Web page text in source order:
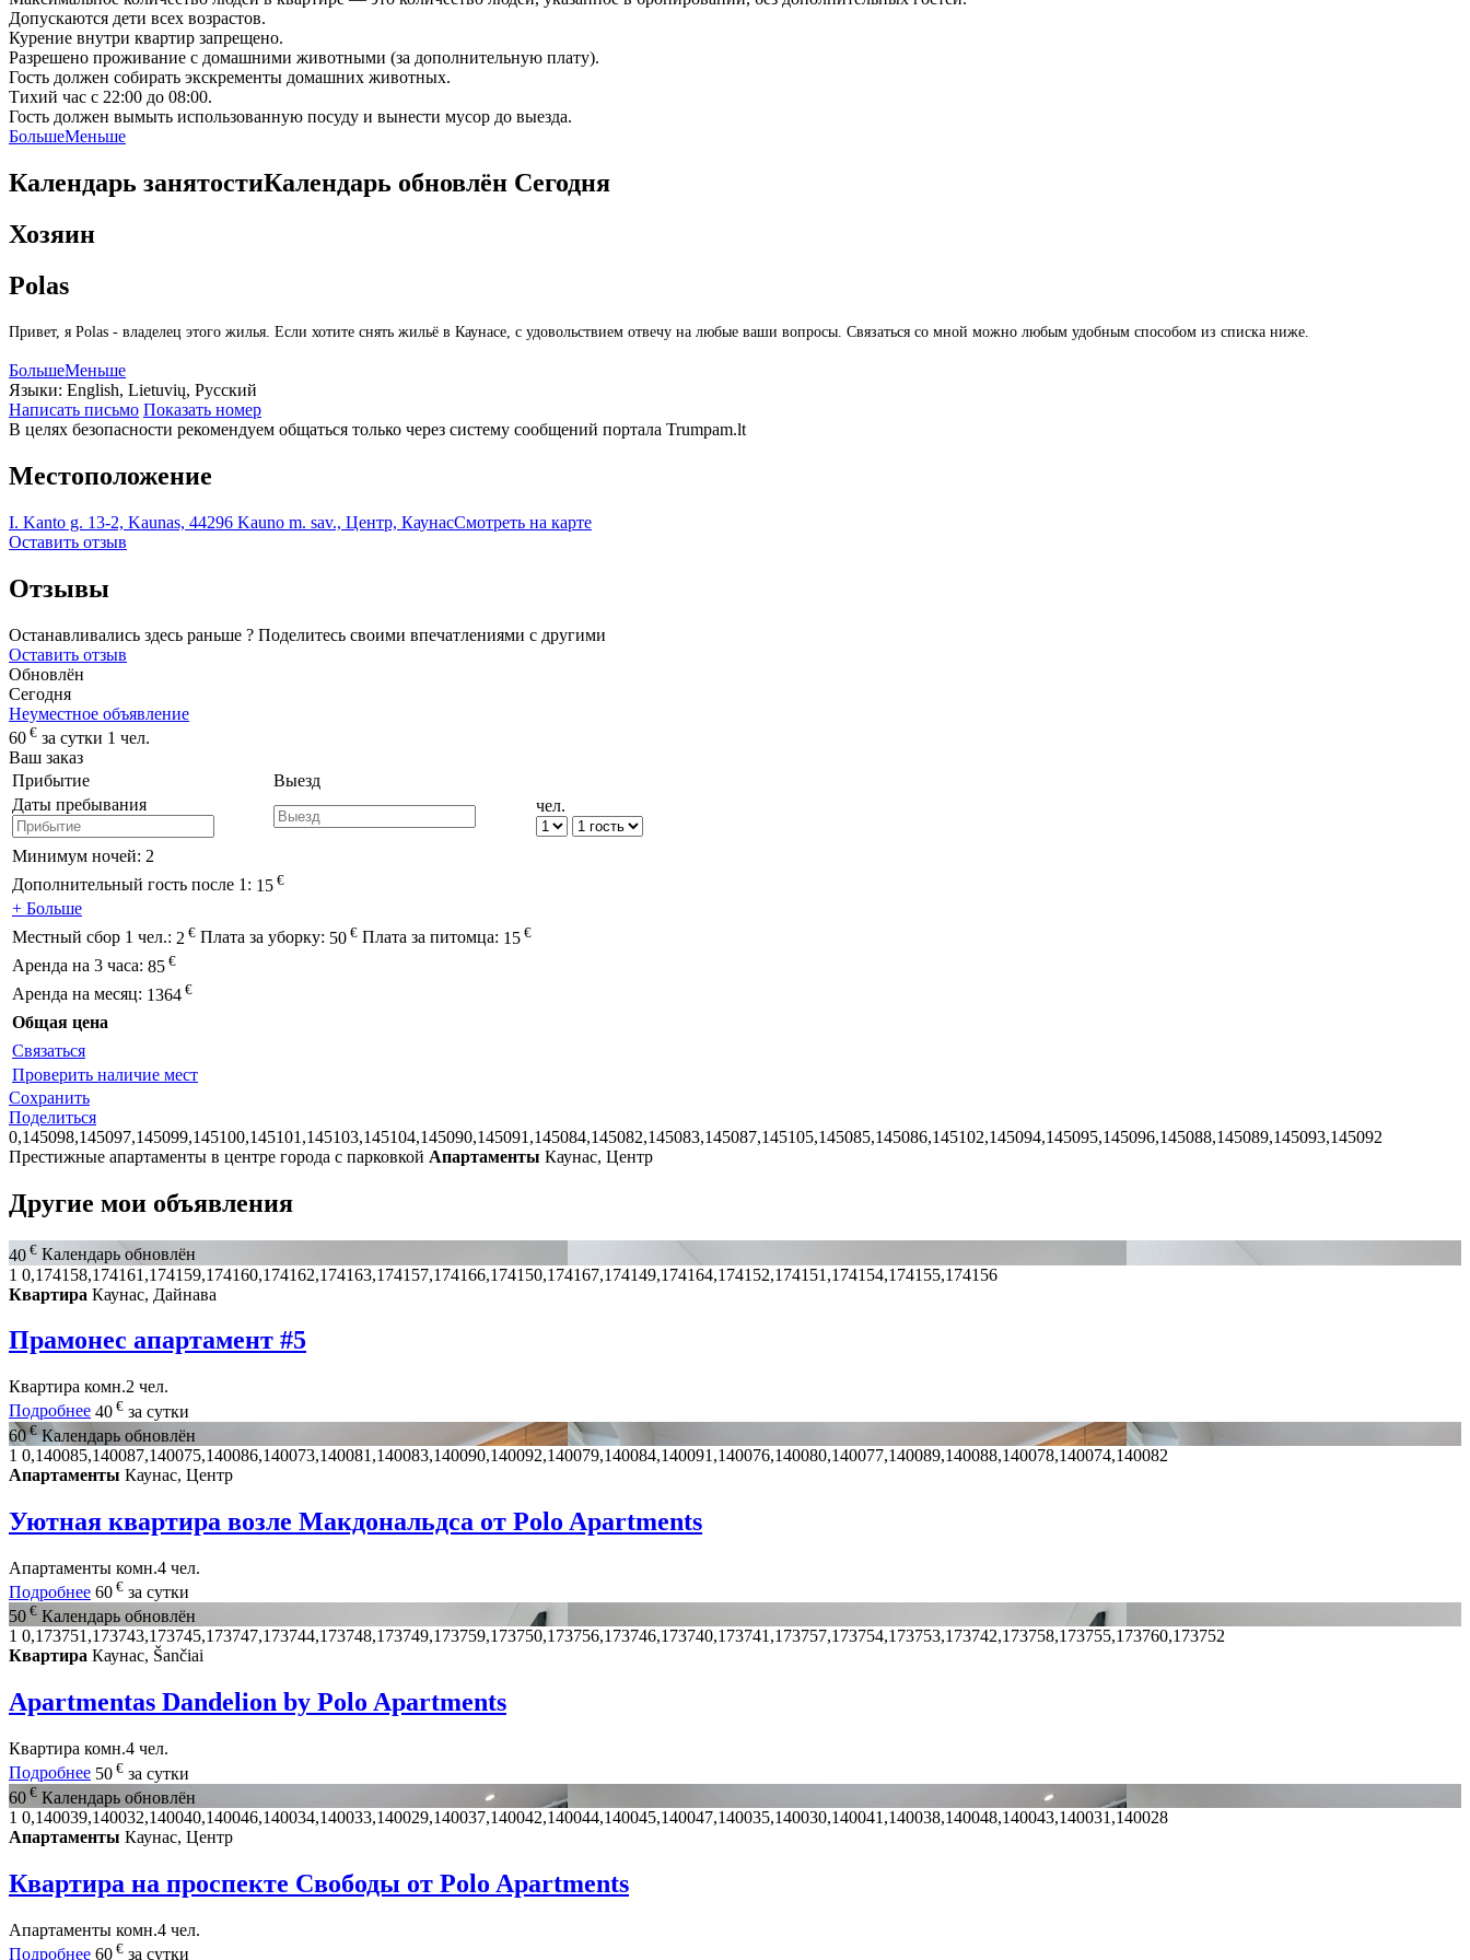
Допускаются дети всех возрастов.
Курение внутри квартир запрещено.
Разрешено проживание с домашними животными (за дополнительную плату).
Гость должен собирать экскременты домашних животных.
Тихий час с 22:00 до 08:00.
Гость должен вымыть использованную посуду и вынести мусор до выезда.
БольшеМеньше
Календарь занятостиКалендарь обновлён Сегодня
Хозяин
Polas
Привет, я Polas - владелец этого жилья. Если хотите снять жильё в Каунасе, с удовольствием отвечу на любые ваши вопросы. Связаться со мной можно любым удобным способом из списка ниже.
БольшеМеньше
Языки: English, Lietuvių, Русский
Написать письмо Показать номер
В целях безопасности рекомендуем общаться только через систему сообщений портала Trumpam.lt
Местоположение
I. Kanto g. 13-2, Kaunas, 44296 Kauno m. sav., Центр, КаунасСмотреть на карте
Оставить отзыв
Отзывы
Останавливались здесь раньше ? Поделитесь своими впечатлениями с другими
Оставить отзыв
Обновлён
Сегодня
Неуместное объявление
60 € за сутки 1 чел.
Ваш заказ
Прибытие
Выезд
Даты пребывания
чел.
Минимум ночей: 2
Дополнительный гость после 1: 15 €
+ Больше
Местный сбор 1 чел.: 2 € Плата за уборку: 50 € Плата за питомца: 15 €
Аренда на 3 часа: 85 €
Аренда на месяц: 1364 €
Общая цена
Связаться
Проверить наличие мест
Сохранить
Поделиться
0,145098,145097,145099,145100,145101,145103,145104,145090,145091,145084,145082,145083,145087,145105,145085,145086,145102,145094,145095,145096,145088,145089,145093,145092
Престижные апартаменты в центре города с парковкой Апартаменты Каунас, Центр
Другие мои объявления
40 € Календарь обновлён
1 0,174158,174161,174159,174160,174162,174163,174157,174166,174150,174167,174149,174164,174152,174151,174154,174155,174156
Квартира Каунас, Дайнава
Прамонес апартамент #5
Квартира комн.2 чел.
Подробнее 40 € за сутки
60 € Календарь обновлён
1 0,140085,140087,140075,140086,140073,140081,140083,140090,140092,140079,140084,140091,140076,140080,140077,140089,140088,140078,140074,140082
Апартаменты Каунас, Центр
Уютная квартира возле Макдональдса от Polo Apartments
Апартаменты комн.4 чел.
Подробнее 60 € за сутки
50 € Календарь обновлён
1 0,173751,173743,173745,173747,173744,173748,173749,173759,173750,173756,173746,173740,173741,173757,173754,173753,173742,173758,173755,173760,173752
Квартира Каунас, Šančiai
Apartmentas Dandelion by Polo Apartments
Квартира комн.4 чел.
Подробнее 50 € за сутки
60 € Календарь обновлён
1 0,140039,140032,140040,140046,140034,140033,140029,140037,140042,140044,140045,140047,140035,140030,140041,140038,140048,140043,140031,140028
Апартаменты Каунас, Центр
Квартира на проспекте Свободы от Polo Apartments
Апартаменты комн.4 чел.
Подробнее 60 € за сутки